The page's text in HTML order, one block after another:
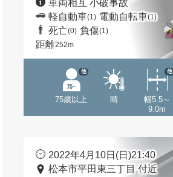
車両相互 小破事故
軽自動車(1) 電動自転車(1)
死亡(0) 負傷(1)
距離252m
75歳以上
他
晴
幅5.5～
9.0m
他
2022年4月10日(日)21:40
松本市平田東三丁目 付近